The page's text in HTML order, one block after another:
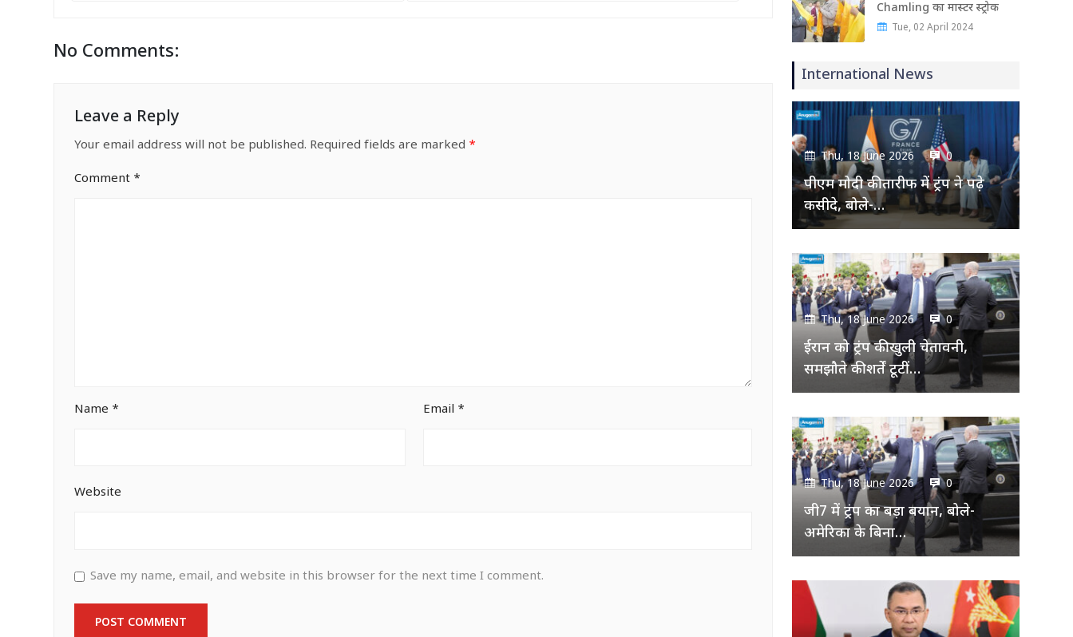
No Comments:
Leave a Reply
Your email address will not be published. Required fields are marked *
Comment *
Name * Email *
Website
Save my name, email, and website in this browser for the next time I comment.
Chamling का मास्‍टर स्‍ट्रोक
Tue, 02 April 2024
International News
Thu, 18 June 2026 0
पीएम मोदी की तारीफ में ट्रंप ने पढ़े
कसीदे, बोले-…
Thu, 18 June 2026 0
ईरान को ट्रंप की खुली चेतावनी,
समझौते की शर्तें टूटीं…
Thu, 18 June 2026 0
जी7 में ट्रंप का बड़ा बयान, बोले-
अमेरिका के बिना…